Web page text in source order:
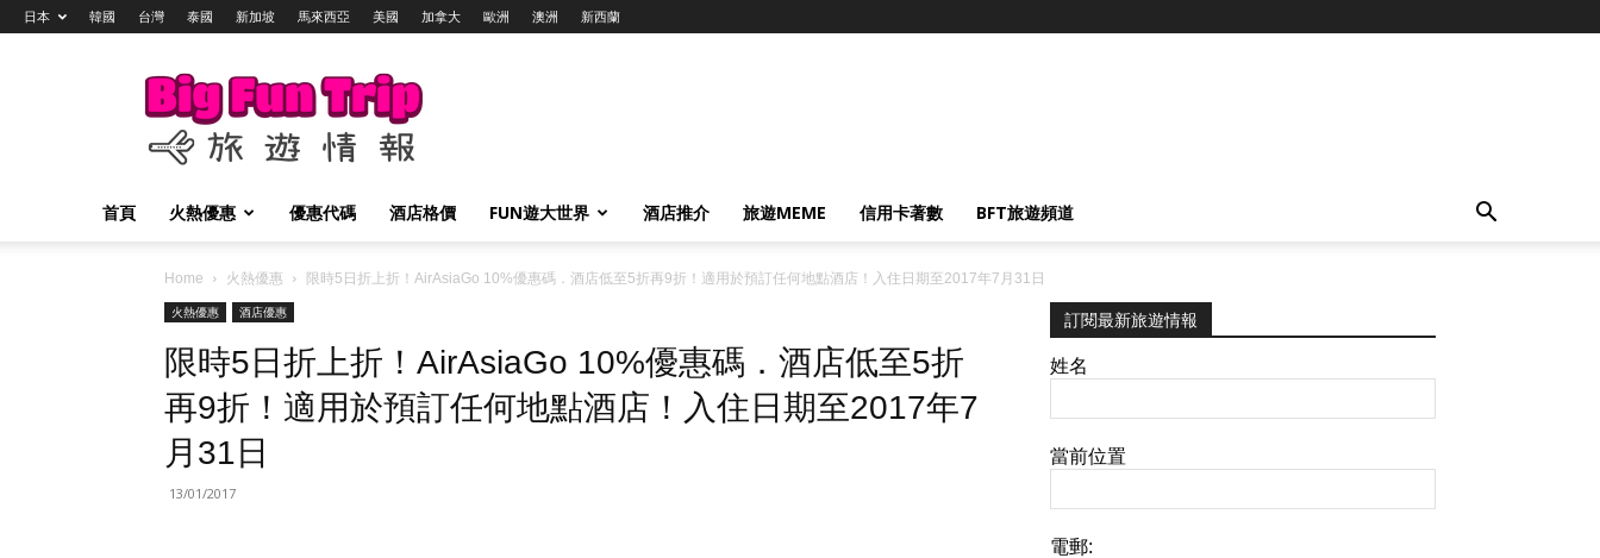
日本 韓國 台灣 泰國 新加坡 馬來西亞 美國 加拿大 歐洲 澳洲 新西蘭
Big
Trip
旅
情
報
首頁 火熱優惠 優惠代碼 酒店格價 FUN遊大世界 酒店推介 旅遊MEME 信用卡著數 BFT旅遊頻道
Home 火熱優惠
限時5日折上折！AirAsiaGo 10%優惠碼．酒店低至5折再9折！適用於預訂任何地點酒店！入住日期至2017年7月31日
火熱優惠
酒店優惠
限時5日折上折！AirAsiaGo 10%優惠碼．酒店低至5折
再9折！適用於預訂任何地點酒店！入住日期至2017年7
月31日
13/01/2017
訂閱最新旅遊情報
姓名
當前位置
電郵: